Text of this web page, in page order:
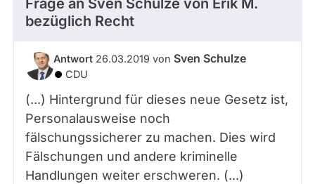
Frage an Sven Schulze von Erik M.
bezüglich Recht
Antwort 26.03.2019 von Sven Schulze
CDU
(...) Hintergrund für dieses neue Gesetz ist,
Personalausweise noch
fälschungssicherer zu machen. Dies wird
Fälschungen und andere kriminelle
Handlungen weiter erschweren. (...)